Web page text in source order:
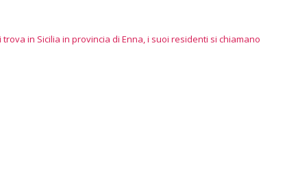
in Sicilia in provincia di Enna, i suoi residenti si chiamano